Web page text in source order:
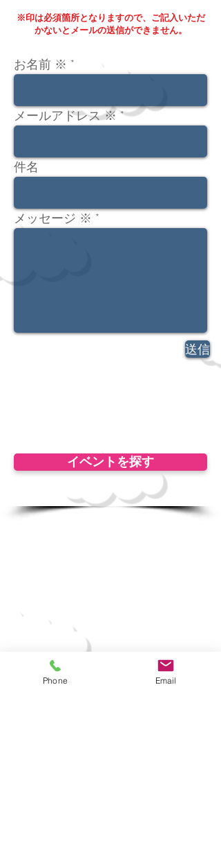
※印は必須箇所となりますので、ご記入いただ
かないとメールの送信ができません。
イベントを探す
お名前 ※
メールアドレス ※
件名
メッセージ ※
送信
コンテンツ一覧
Phone Email